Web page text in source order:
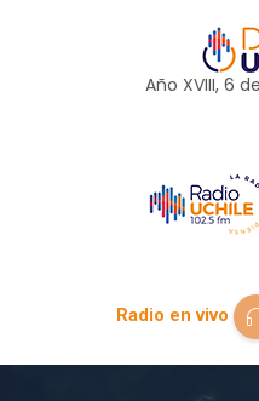
Año XVIII, 6 de
Radio en vivo